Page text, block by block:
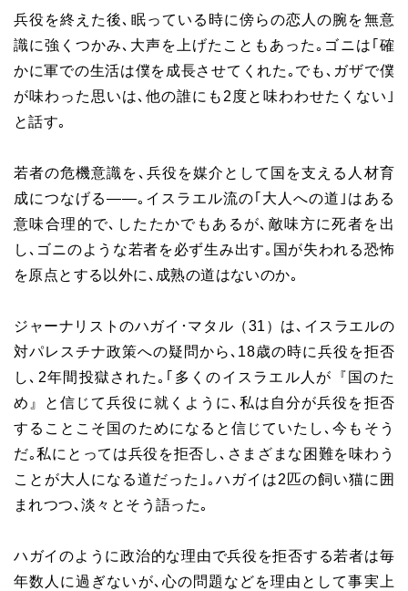
兵役を終えた後､眠っている時に傍らの恋人の腕を無意
識に強くつかみ､大声を上げたこともあった｡ゴニは｢確
かに軍での生活は僕を成長させてくれた｡でも､ガザで僕
が味わった思いは､他の誰にも2度と味わわせたくない｣
と話す｡
若者の危機意識を､兵役を媒介として国を支える人材育
成につなげる――｡イスラエル流の｢大人への道｣はある
意味合理的で､したたかでもあるが､敵味方に死者を出
し､ゴニのような若者を必ず生み出す｡国が失われる恐怖
を原点とする以外に､成熟の道はないのか｡
ジャーナリストのハガイ･マタル（31）は､イスラエルの
対パレスチナ政策への疑問から､18歳の時に兵役を拒否
し､2年間投獄された｡｢多くのイスラエル人が『国のた
め』と信じて兵役に就くように､私は自分が兵役を拒否
することこそ国のためになると信じていたし､今もそう
だ｡私にとっては兵役を拒否し､さまざまな困難を味わう
ことが大人になる道だった｣｡ハガイは2匹の飼い猫に囲
まれつつ､淡々とそう語った｡
ハガイのように政治的な理由で兵役を拒否する若者は毎
年数人に過ぎないが､心の問題などを理由として事実上